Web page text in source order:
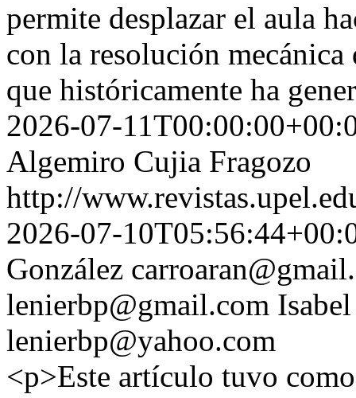
permite desplazar el aula
con la resolución
que históricamente ha
2026-07-
Algemiro Cujia Fragozo
http://
2026-07-
González
lenierbp@gmail.com
lenierbp@yahoo.com
<p>Este artículo tuvo